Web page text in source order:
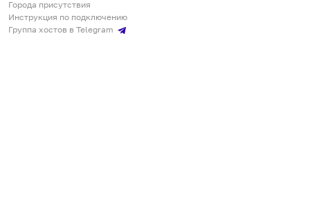
Города присутствия
Инструкция по подключению
Группа хостов в Telegram